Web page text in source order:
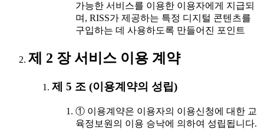
가능한 서비스를 이용한 이용자에게 지급되
며, RISS가 제공하는 특정 디지털 콘텐츠를
구입하는 데 사용하도록 만들어진 포인트
제 2 장 서비스 이용 계약
제 5 조 (이용계약의 성립)
① 이용계약은 이용자의 이용신청에 대한 교
육정보원의 이용 승낙에 의하여 성립됩니다.